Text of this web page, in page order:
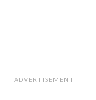
ADVERTISEMENT